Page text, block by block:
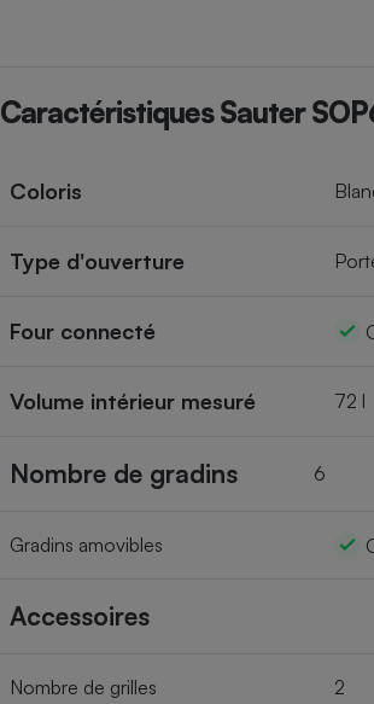
Caractéristiques Sauter
Coloris
Type d'ouverture
Four connecté
Volume intérieur mesuré 72 l
Nombre de gradins 6
Gradins amovibles
Accessoires
Nombre de grilles 2